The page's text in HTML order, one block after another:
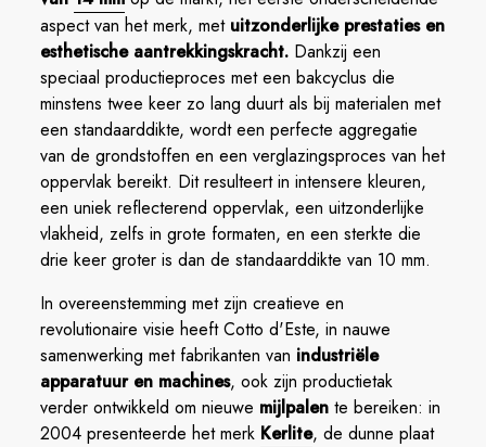
aspect van het merk, met uitzonderlijke prestaties en
esthetische aantrekkingskracht. Dankzij een
speciaal productieproces met een bakcyclus die
minstens twee keer zo lang duurt als bij materialen met
een standaarddikte, wordt een perfecte aggregatie
van de grondstoffen en een verglazingsproces van het
oppervlak bereikt. Dit resulteert in intensere kleuren,
een uniek reflecterend oppervlak, een uitzonderlijke
vlakheid, zelfs in grote formaten, en een sterkte die
drie keer groter is dan de standaarddikte van 10 mm.
In overeenstemming met zijn creatieve en
revolutionaire visie heeft Cotto d'Este, in nauwe
samenwerking met fabrikanten van industriële
apparatuur en machines, ook zijn productietak
verder ontwikkeld om nieuwe mijlpalen te bereiken: in
2004 presenteerde het merk Kerlite, de dunne plaat